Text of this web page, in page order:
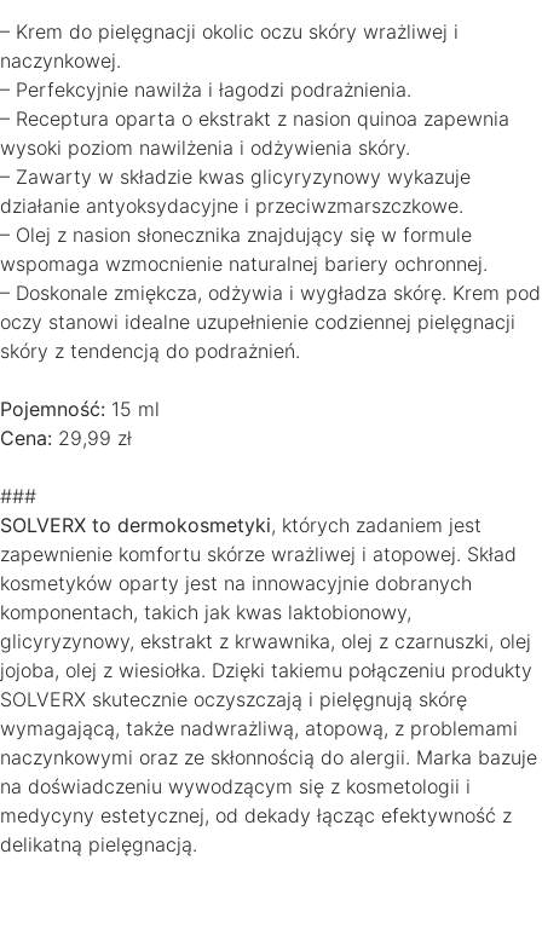
– Krem do pielęgnacji okolic oczu skóry wrażliwej i
naczynkowej.
– Perfekcyjnie nawilża i łagodzi podrażnienia.
– Receptura oparta o ekstrakt z nasion quinoa zapewnia
wysoki poziom nawilżenia i odżywienia skóry.
– Zawarty w składzie kwas glicyryzynowy wykazuje
działanie antyoksydacyjne i przeciwzmarszczkowe.
– Olej z nasion słonecznika znajdujący się w formule
wspomaga wzmocnienie naturalnej bariery ochronnej.
– Doskonale zmiękcza, odżywia i wygładza skórę. Krem pod
oczy stanowi idealne uzupełnienie codziennej pielęgnacji
skóry z tendencją do podrażnień.
Pojemność: 15 ml
Cena: 29,99 zł
###
SOLVERX to dermokosmetyki, których zadaniem jest
zapewnienie komfortu skórze wrażliwej i atopowej. Skład
kosmetyków oparty jest na innowacyjnie dobranych
komponentach, takich jak kwas laktobionowy,
glicyryzynowy, ekstrakt z krwawnika, olej z czarnuszki, olej
jojoba, olej z wiesiołka. Dzięki takiemu połączeniu produkty
SOLVERX skutecznie oczyszczają i pielęgnują skórę
wymagającą, także nadwrażliwą, atopową, z problemami
naczynkowymi oraz ze skłonnością do alergii. Marka bazuje
na doświadczeniu wywodzącym się z kosmetologii i
medycyny estetycznej, od dekady łącząc efektywność z
delikatną pielęgnacją.